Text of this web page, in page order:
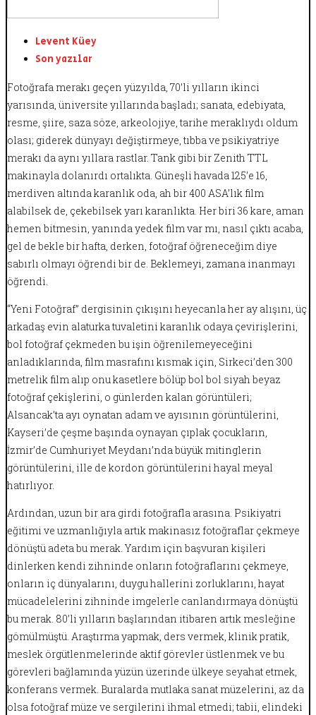
Levent Küey
Son yazılar
Fotoğrafa merakı geçen yüzyılda, 70’li yılların ikinci
yarısında, üniversite yıllarında başladı; sanata, edebiyata,
resme, şiire, saza söze, arkeolojiye, tarihe meraklıydı oldum
olası; giderek dünyayı değiştirmeye, tıbba ve psikiyatriye
merakı da aynı yıllara rastlar. Tank gibi bir Zenith TTL
makinayla dolanırdı ortalıkta. Güneşli havada 125’e 16,
merdiven altında karanlık oda, ah bir 400 ASA’lık film
alabilsek de, çekebilsek yarı karanlıkta. Her biri 36 kare, aman
hemen bitmesin, yanında yedek film var mı, nasıl çıktı acaba,
gel de bekle bir hafta, derken, fotoğraf öğreneceğim diye
sabırlı olmayı öğrendi bir de. Beklemeyi, zamana inanmayı
öğrendi.
“Yeni Fotoğraf” dergisinin çıkışını heyecanla her ay alışını, üç
arkadaş evin alaturka tuvaletini karanlık odaya çevirişlerini,
bol fotoğraf çekmeden bu işin öğrenilemeyeceğini
anladıklarında, film masrafını kısmak için, Sirkeci’den 300
metrelik film alıp onu kasetlere bölüp bol bol siyah beyaz
fotoğraf çekişlerini, o günlerden kalan görüntüleri;
Alsancak’ta ayı oynatan adam ve ayısının görüntülerini,
Kayseri’de çeşme başında oynayan çıplak çocukların,
İzmir’de Cumhuriyet Meydanı’nda büyük mitinglerin
görüntülerini, ille de kordon görüntülerini hayal meyal
hatırlıyor.
Ardından, uzun bir ara girdi fotoğrafla arasına. Psikiyatri
eğitimi ve uzmanlığıyla artık makinasız fotoğraflar çekmeye
dönüştü adeta bu merak. Yardım için başvuran kişileri
dinlerken kendi zihninde onların fotoğraflarını çekmeye,
onların iç dünyalarını, duygu hallerini zorluklarını, hayat
mücadelelerini zihninde imgelerle canlandırmaya dönüştü
bu merak. 80’li yılların başlarından itibaren artık mesleğine
gömülmüştü. Araştırma yapmak, ders vermek, klinik pratik,
meslek örgütlenmelerinde aktif görevler üstlenmek ve bu
görevleri bağlamında yüzün üzerinde ülkeye seyahat etmek,
konferans vermek. Buralarda mutlaka sanat müzelerini, az da
olsa fotoğraf müze ve sergilerini ihmal etmedi; tabii, elindeki